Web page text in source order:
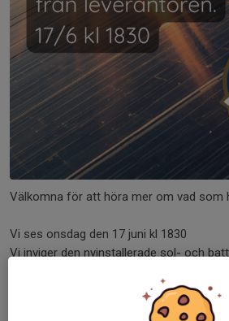
Välkomna för att höra mer om vad som
Vi ses onsdag den 17 juni kl 1830
Vi inviger den nyinstallerade sol- och